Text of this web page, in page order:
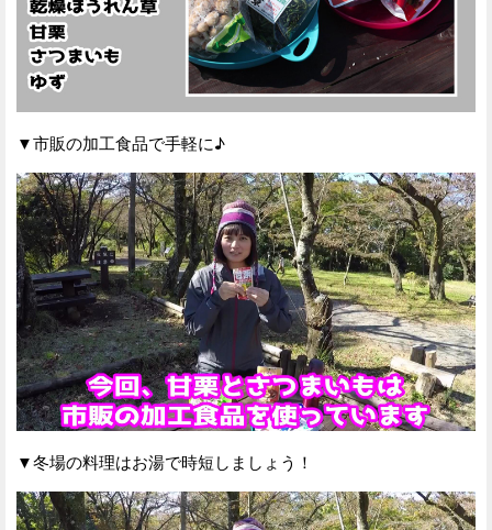
▼市販の加工食品で手軽に♪
▼冬場の料理はお湯で時短しましょう！